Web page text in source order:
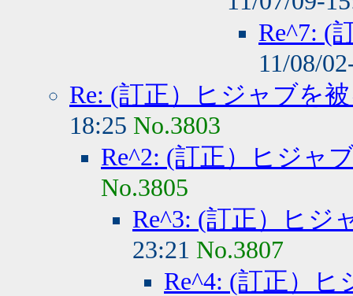
Re^7: (
11/08/
Re: (訂正）ヒジャブを
18:25 No.3803
Re^2: (訂正）ヒジャ
No.3805
Re^3: (訂正）ヒジ
23:21 No.3807
Re^4: (訂正）